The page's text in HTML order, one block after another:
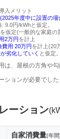
入メリット
年度中に設置の場
9.0円/kWhと仮定。
仮定(一般的な家庭の
2万円を計上
費用 20万円を計上(20
劣化していく と仮定。
は、屋根の方角や
ションが必要でした
ーション
自家消費量(年間